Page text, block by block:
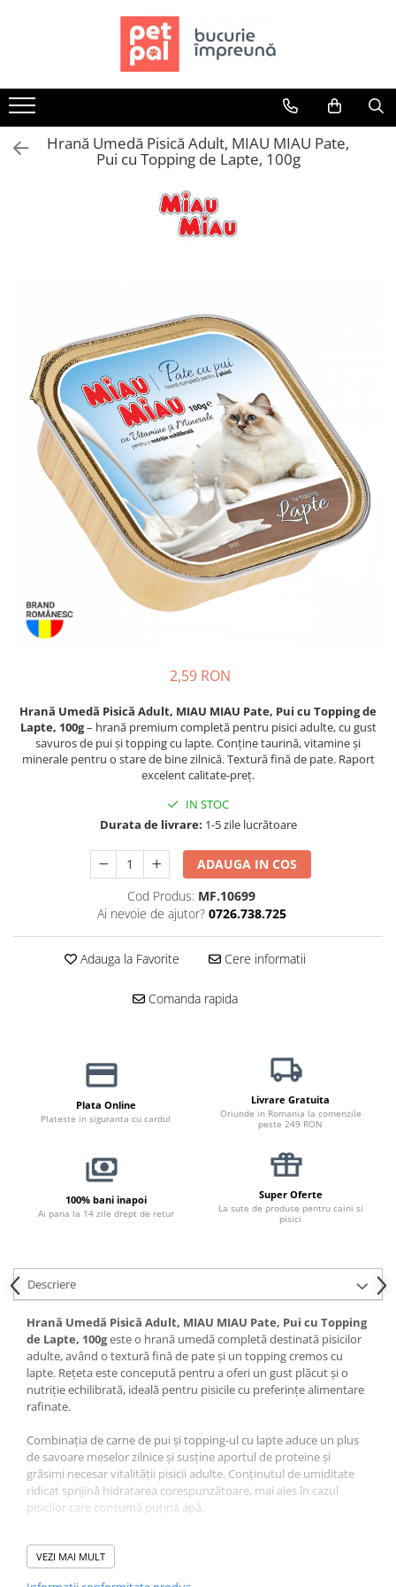
Câini
Hrană Uscată Câini
Câine Junior
Recompense Câini
Biscuiți
Piele Presată
Proteice
Cremoase
Semi-umede
Îngrijire Câini
Covorașe Igienice Câini
Șampoane Câini
Antiparazitare Câini
Culcușuri & Saltele Câini
Castroane și Adapatori
Cuști și Genți
Hrană Uscată Pisică
Pisică Adult
Pisică Senior
Diete Veterinare Pisică
Umedă
Semi-umede
Umede
Îngrijire Pisici
Așternut Igienic Pisici
Igienă Pisici
Antiparazitare Pisici
Vitamine Pisici
Perii & Piepteni Pisici
Accesorii Pisici
Culcușuri & Saltele Pisici
Ansambluri Pisici
Castroane & Adapatori Pisici
Litiere Pisici
Hrană Umedă Pisică Adult, MIAU MIAU Pate,
Pui cu Topping de Lapte, 100g
2,59 RON
Hrană Umedă Pisică Adult, MIAU MIAU Pate, Pui cu Topping de
Lapte, 100g– hrană premium completă pentru pisici adulte, cu gust
savuros de pui și topping cu lapte. Conține taurină, vitamine și
minerale pentru o stare de bine zilnică. Textură fină de pate. Raport
excelent calitate-preț.
IN STOC
Durata de livrare: 1-5 zile lucrătoare
ADAUGA IN COS
Cod Produs: MF.10699
Ai nevoie de ajutor? 0726.738.725
Adauga la Favorite Cere informatii
Comanda rapida
Plata Online
Plateste in siguranta cu cardul
Livrare Gratuita
Oriunde in Romania la comenzile
peste 249 RON
100% bani inapoi
Ai pana la 14 zile drept de retur
Super Oferte
La sute de produse pentru caini si
pisici
Descriere
Hrană Umedă Pisică Adult, MIAU MIAU Pate, Pui cu Topping
de Lapte, 100geste o hrană umedă completă destinată pisicilor
adulte, având o textură fină de pate și un topping cremos cu
lapte. Rețeta este concepută pentru a oferi un gust plăcut și o
nutriție echilibrată, ideală pentru pisicile cu preferințe alimentare
rafinate.
Combinația de carne de pui și topping-ul cu lapte aduce un plus
de savoare meselor zilnice și susține aportul de proteine și
grăsimi necesar vitalității pisicii adulte. Conținutul de umiditate
ridicat sprijină hidratarea corespunzătoare, mai ales în cazul
pisicilor care consumă puțină apă.
Taurina adăugată este esențială pentru sănătatea ochilor și a
inimii, iar vitaminele și mineralele contribuie la menținerea unei
VEZI MAI MULT